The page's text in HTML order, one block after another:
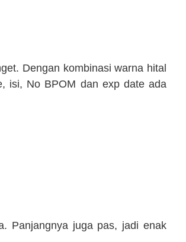
Dengan kombinasi warna hital
isi, No BPOM dan exp date ada
Panjangnya juga pas, jadi enak